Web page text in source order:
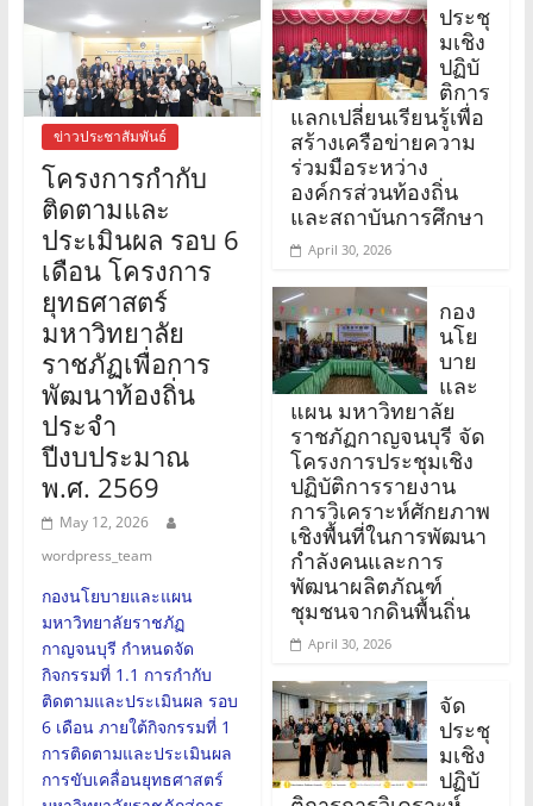
ข่าวประชาสัมพันธ์
โครงการกำกับ
ติดตามและ
ประเมินผล รอบ 6
เดือน โครงการ
ยุทธศาสตร์
มหาวิทยาลัย
ราชภัฏเพื่อการ
พัฒนาท้องถิ่น
ประจำ
ปีงบประมาณ
พ.ศ. 2569
May 12, 2026
wordpress_team
กองนโยบายและแผน
มหาวิทยาลัยราชภัฏ
กาญจนบุรี กำหนดจัด
กิจกรรมที่ 1.1 การกำกับ
ติดตามและประเมินผล รอบ
6 เดือน ภายใต้กิจกรรมที่ 1
การติดตามและประเมินผล
การขับเคลื่อนยุทธศาสตร์
ประชุ
มเชิง
ปฏิบั
ติการ
แลกเปลี่ยนเรียนรู้เพื่อ
สร้างเครือข่ายความ
ร่วมมือระหว่าง
องค์กรส่วนท้องถิ่น
และสถาบันการศึกษา
April 30, 2026
กอง
นโย
บาย
และ
แผน มหาวิทยาลัย
ราชภัฏกาญจนบุรี จัด
โครงการประชุมเชิง
ปฏิบัติการรายงาน
การวิเคราะห์ศักยภาพ
เชิงพื้นที่ในการพัฒนา
กำลังคนและการ
พัฒนาผลิตภัณฑ์
ชุมชนจากดินพื้นถิ่น
April 30, 2026
จัด
ประชุ
มเชิง
ปฏิบั